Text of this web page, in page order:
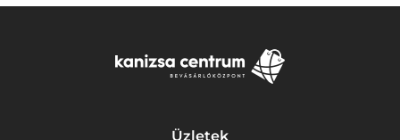
Üzletek